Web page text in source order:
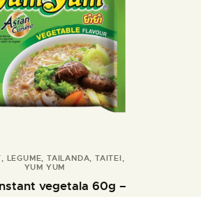
, LEGUME, TAILANDA,TAITEI,
YUM YUM
vegetala 60g –